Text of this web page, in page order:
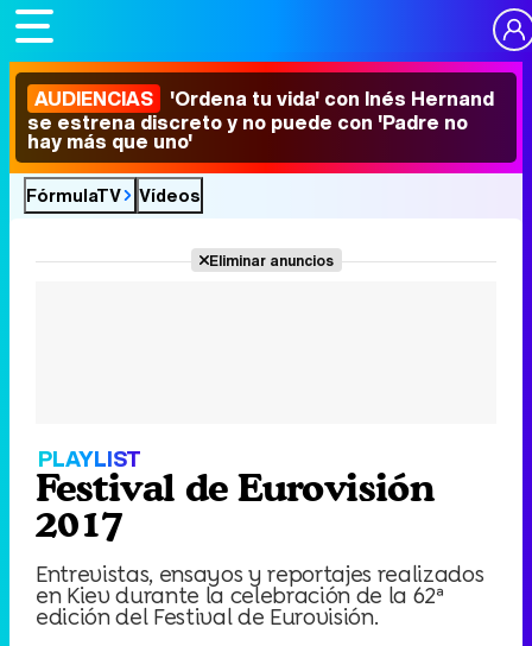
AUDIENCIAS 'Ordena tu vida' con Inés Hernand
se estrena discreto y no puede con 'Padre no
hay más que uno'
FórmulaTV Vídeos
Eliminar anuncios
PLAYLIST
Festival de Eurovisión
2017
Entrevistas, ensayos y reportajes realizados
en Kiev durante la celebración de la 62ª
edición del Festival de Eurovisión.